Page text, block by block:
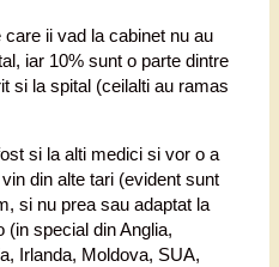
ii vad la cabinet nu au
iar 10% sunt o parte dintre
si la spital (ceilalti au ramas
si la alti medici si vor o a
din alte tari (evident sunt
si nu prea sau adaptat la
(in special din Anglia,
Irlanda, Moldova, SUA,